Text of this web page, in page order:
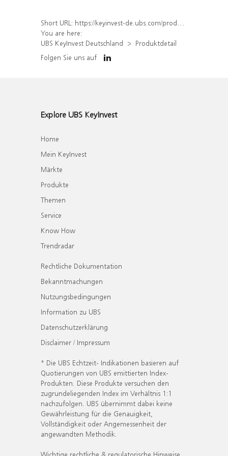
Short URL: https://keyinvest-de.ubs.com/produkt/detail/index/isin/DE000WA40CV7
You are here:
UBS KeyInvest Deutschland
Produktdetail
Folgen Sie uns auf
Explore UBS KeyInvest
Home
Mein KeyInvest
Märkte
Produkte
Themen
Service
Know How
Trendradar
Rechtliche Dokumentation
Bekanntmachungen
Nutzungsbedingungen
Information zu UBS
Datenschutzerklärung
Disclaimer / Impressum
* Die UBS Echtzeit- Indikationen basieren auf
Quotierungen von UBS emittierten Index-
Produkten. Diese Produkte versuchen den
zugrundeliegenden Index im Verhältnis 1:1
nachzufolgen. UBS übernimmt dabei keine
Gewährleistung für die Genauigkeit,
Vollständigkeit oder Angemessenheit der
angewandten Methodik.